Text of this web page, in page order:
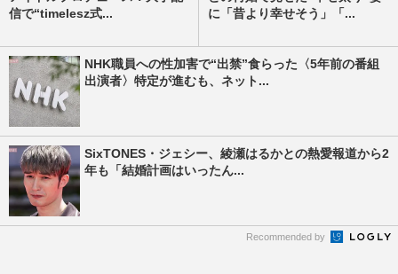
信で“timelesz式...
に「昔より幸せそう」「...
NHK職員への性加害で“出禁”食らった〈5年前の番組
出演者〉特定が進むも、ネット...
SixTONES・ジェシー、綾瀬はるかとの熱愛報道から2
年も「結婚計画はいったん...
Recommended by